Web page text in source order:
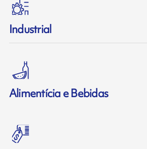
Industrial
Alimentícia e Bebidas